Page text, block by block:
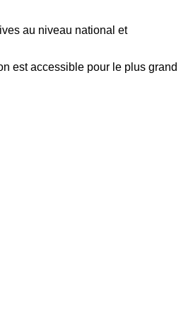
au niveau national et
est accessible pour le plus grand